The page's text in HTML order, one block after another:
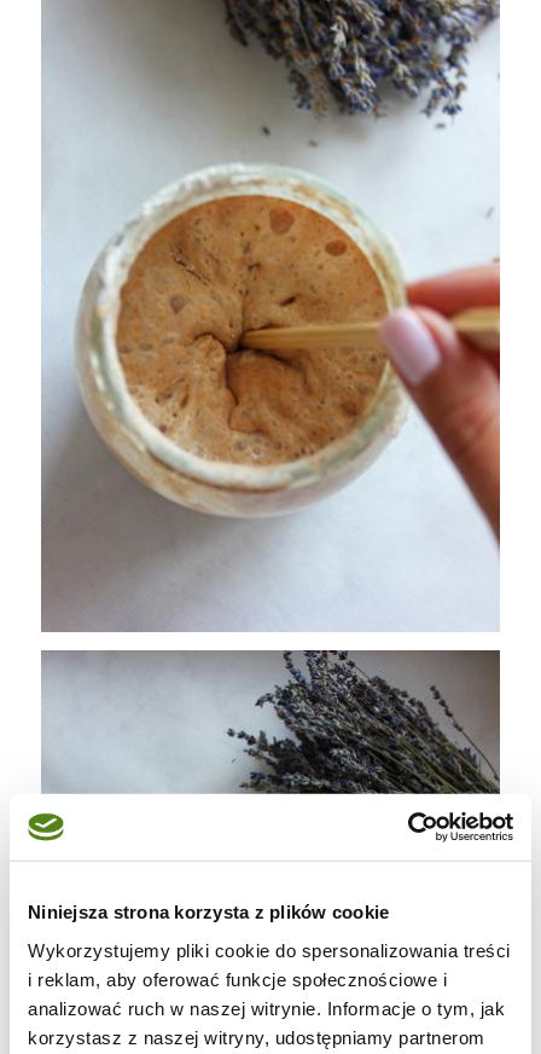
Niniejsza strona korzysta z plików cookie
Wykorzystujemy pliki cookie do spersonalizowania treści
i reklam, aby oferować funkcje społecznościowe i
analizować ruch w naszej witrynie. Informacje o tym, jak
korzystasz z naszej witryny, udostępniamy partnerom